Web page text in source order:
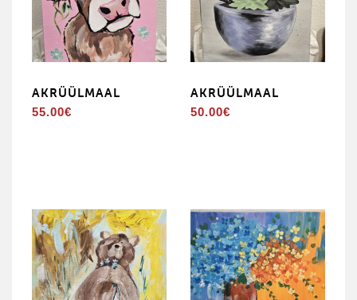
AKRÜÜLMAAL
55.00€
AKRÜÜLMAAL
50.00€